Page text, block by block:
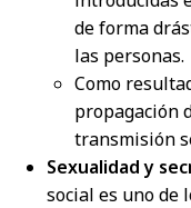
de forma
las personas.
Como
propagación
transmisión
Sexualidad y
social es uno de